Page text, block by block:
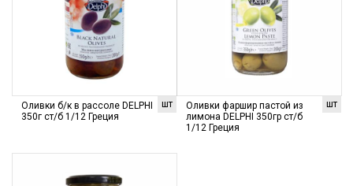
шт
Оливки б/к в рассоле DELPHI
350г ст/б 1/12 Греция
шт
Оливки фаршир пастой из
лимона DELPHI 350гр ст/б
1/12 Греция